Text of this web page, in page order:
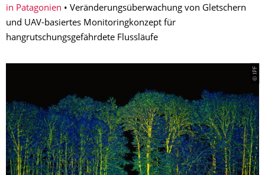
in Patagonien • Veränderungsüberwachung von Gletschern
und UAV-basiertes Monitoringkonzept für
hangrutschungsgefährdete Flussläufe
© IPF